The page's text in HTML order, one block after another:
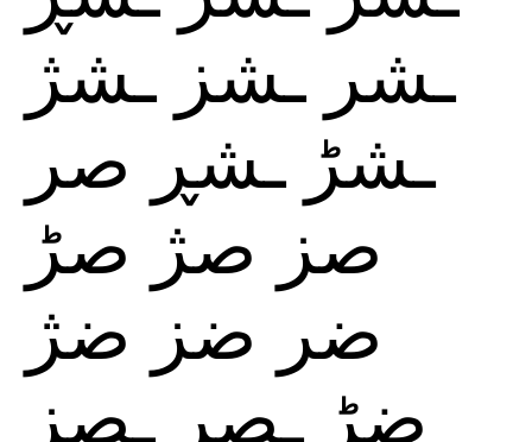
ـشر ـشز ـشژ
ـشڑ ـشڕ صر
صز صژ صڑ
ضر ضز ضژ
ضڑ ـصر ـصز